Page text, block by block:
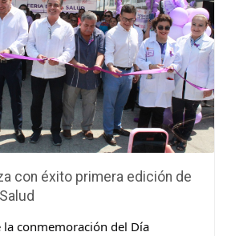
con éxito primera edición de
la conmemoración del Día